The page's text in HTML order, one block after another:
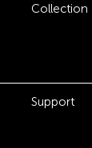
Collection
Support